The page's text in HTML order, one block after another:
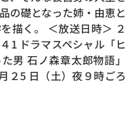
の礎となった姉・由恵と
描く。 ＜放送日時＞ ２
1 ドラマスペシャル「ヒ
男 石ノ森章太郎物語」
２5 日（土）夜９時ごろ